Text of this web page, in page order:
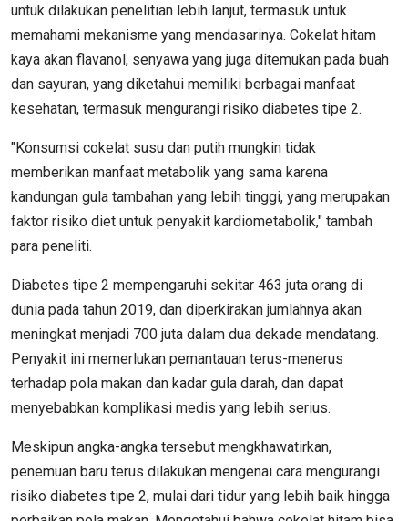
untuk dilakukan penelitian lebih lanjut, termasuk untuk
memahami mekanisme yang mendasarinya. Cokelat hitam
kaya akan flavanol, senyawa yang juga ditemukan pada buah
dan sayuran, yang diketahui memiliki berbagai manfaat
kesehatan, termasuk mengurangi risiko diabetes tipe 2.
"Konsumsi cokelat susu dan putih mungkin tidak
memberikan manfaat metabolik yang sama karena
kandungan gula tambahan yang lebih tinggi, yang merupakan
faktor risiko diet untuk penyakit kardiometabolik," tambah
para peneliti.
Diabetes tipe 2 mempengaruhi sekitar 463 juta orang di
dunia pada tahun 2019, dan diperkirakan jumlahnya akan
meningkat menjadi 700 juta dalam dua dekade mendatang.
Penyakit ini memerlukan pemantauan terus-menerus
terhadap pola makan dan kadar gula darah, dan dapat
menyebabkan komplikasi medis yang lebih serius.
Meskipun angka-angka tersebut mengkhawatirkan,
penemuan baru terus dilakukan mengenai cara mengurangi
risiko diabetes tipe 2, mulai dari tidur yang lebih baik hingga